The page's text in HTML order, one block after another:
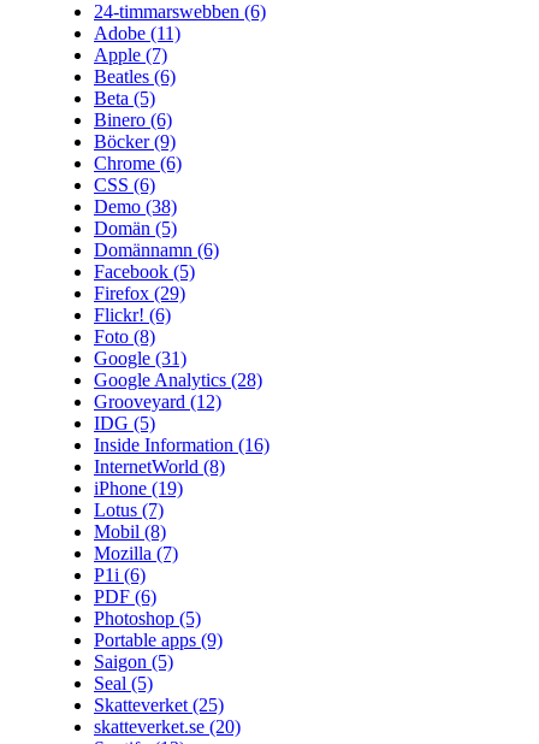
24-timmarswebben (6)
Adobe (11)
Apple (7)
Beatles (6)
Beta (5)
Binero (6)
Böcker(9)
Chrome (6)
CSS (6)
Demo (38)
Domän (5)
Domännamn (6)
Facebook (5)
Firefox (29)
Flickr! (6)
Foto (8)
Google (31)
Google Analytics (28)
Grooveyard (12)
IDG (5)
Inside Information (16)
InternetWorld (8)
iPhone (19)
Lotus (7)
Mobil (8)
Mozilla (7)
P1i (6)
PDF (6)
Photoshop (5)
Portable apps (9)
Saigon (5)
Seal (5)
Skatteverket (25)
skatteverket.se (20)